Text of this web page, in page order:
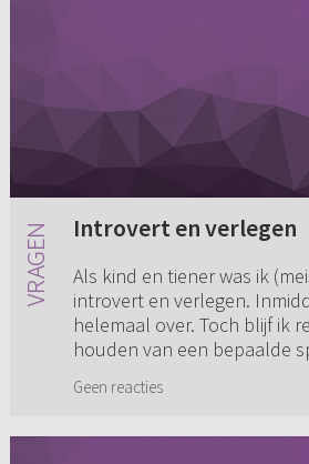
Introvert en verlegen
Als kind en tiener was ik
introvert en verlegen.
helemaal over. Toch blijf ik
houden van een bepaalde
Geen reacties